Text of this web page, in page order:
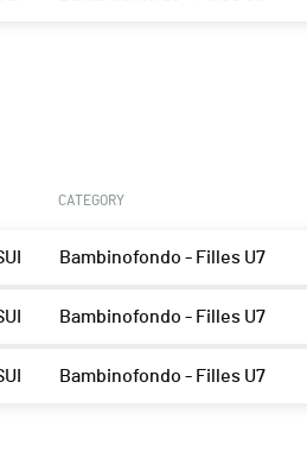
CATEGORY
Bambinofondo - Filles U7
Bambinofondo - Filles U7
Bambinofondo - Filles U7